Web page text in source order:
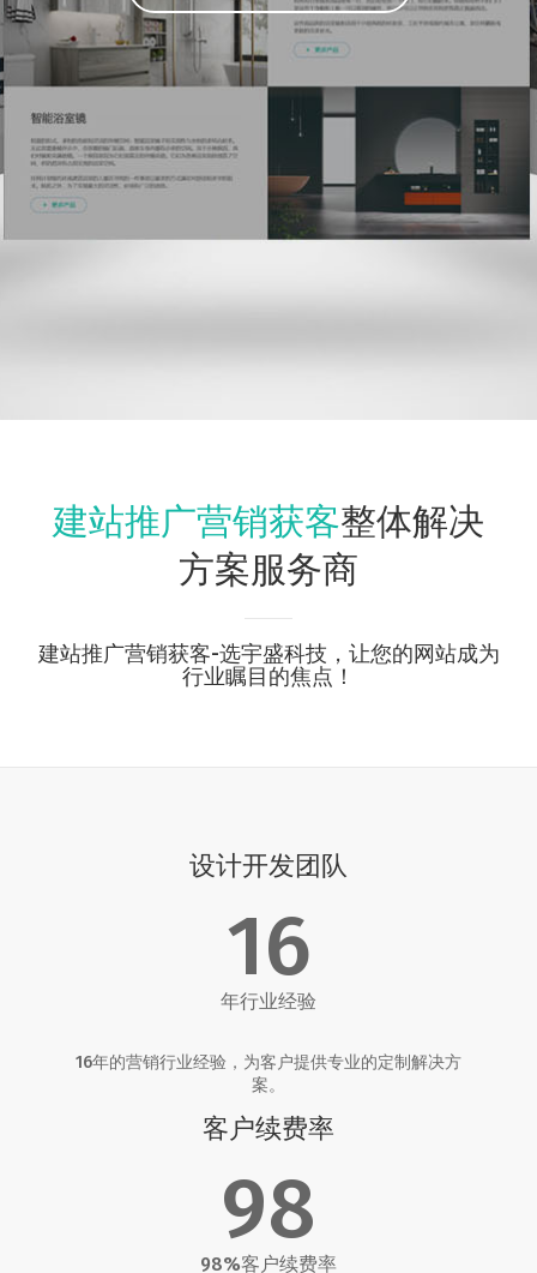
建站推广营销获客整体解决
方案服务商
建站推广营销获客-选宇盛科技，让您的网站成为
行业瞩目的焦点！
设计开发团队
16
年行业经验
16年的营销行业经验，为客户提供专业的定制解决方
案。
客户续费率
98
98%客户续费率